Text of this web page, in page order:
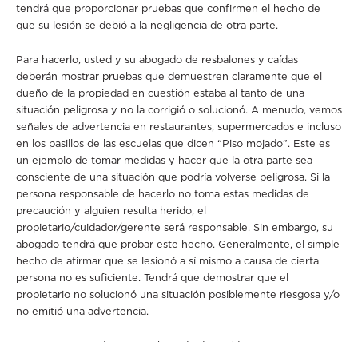
tendrá que proporcionar pruebas que confirmen el hecho de
que su lesión se debió a la negligencia de otra parte.
Para hacerlo, usted y su abogado de resbalones y caídas
deberán mostrar pruebas que demuestren claramente que el
dueño de la propiedad en cuestión estaba al tanto de una
situación peligrosa y no la corrigió o solucionó. A menudo, vemos
señales de advertencia en restaurantes, supermercados e incluso
en los pasillos de las escuelas que dicen “Piso mojado”. Este es
un ejemplo de tomar medidas y hacer que la otra parte sea
consciente de una situación que podría volverse peligrosa. Si la
persona responsable de hacerlo no toma estas medidas de
precaución y alguien resulta herido, el
propietario/cuidador/gerente será responsable. Sin embargo, su
abogado tendrá que probar este hecho. Generalmente, el simple
hecho de afirmar que se lesionó a sí mismo a causa de cierta
persona no es suficiente. Tendrá que demostrar que el
propietario no solucionó una situación posiblemente riesgosa y/o
no emitió una advertencia.